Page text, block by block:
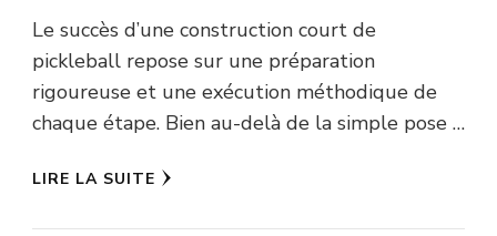
Le succès d’une construction court de
pickleball repose sur une préparation
rigoureuse et une exécution méthodique de
chaque étape. Bien au-delà de la simple pose …
LIRE LA SUITE